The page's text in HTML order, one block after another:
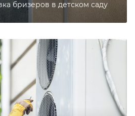
бризеров в детском саду